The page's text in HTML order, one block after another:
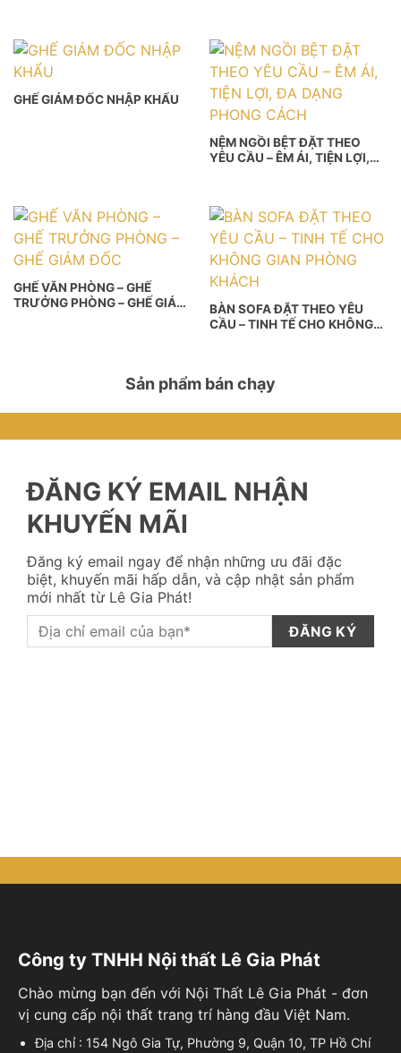
GHẾ GIÁM ĐỐC NHẬP KHẨU
NỆM NGỒI BỆT ĐẶT THEO
YÊU CẦU – ÊM ÁI, TIỆN LỢI,
GHẾ VĂN PHÒNG – GHẾ
TRƯỞNG PHÒNG – GHẾ GIÁM
BÀN SOFA ĐẶT THEO YÊU
CẦU – TINH TẾ CHO KHÔNG
Sản phẩm bán chạy
ĐĂNG KÝ EMAIL NHẬN
KHUYẾN MÃI
Đăng ký email ngay để nhận những ưu đãi đặc
biệt, khuyến mãi hấp dẫn, và cập nhật sản phẩm
mới nhất từ Lê Gia Phát!
Công ty TNHH Nội thất Lê Gia Phát
Chào mừng bạn đến với Nội Thất Lê Gia Phát - đơn
vị cung cấp nội thất trang trí hàng đầu Việt Nam.
Địa chỉ : 154 Ngô Gia Tự, Phường 9, Quận 10, TP Hồ Chí